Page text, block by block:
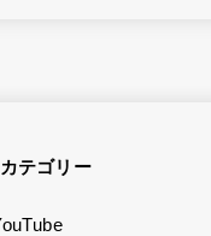
カテゴリー